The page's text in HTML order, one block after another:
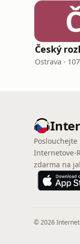
Ostrava ·
Internetove-
zdarma na
© 2026